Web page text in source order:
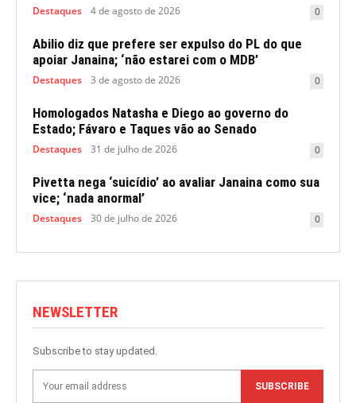
Destaques 4 de agosto de 2026 0
Abilio diz que prefere ser expulso do PL do que
apoiar Janaina; ‘não estarei com o MDB’
Destaques 3 de agosto de 2026 0
Homologados Natasha e Diego ao governo do
Estado; Fávaro e Taques vão ao Senado
Destaques 31 de julho de 2026 0
Pivetta nega ‘suicídio’ ao avaliar Janaina como sua
vice; ‘nada anormal’
Destaques 30 de julho de 2026 0
NEWSLETTER
Subscribe to stay updated.
SUBSCRIBE